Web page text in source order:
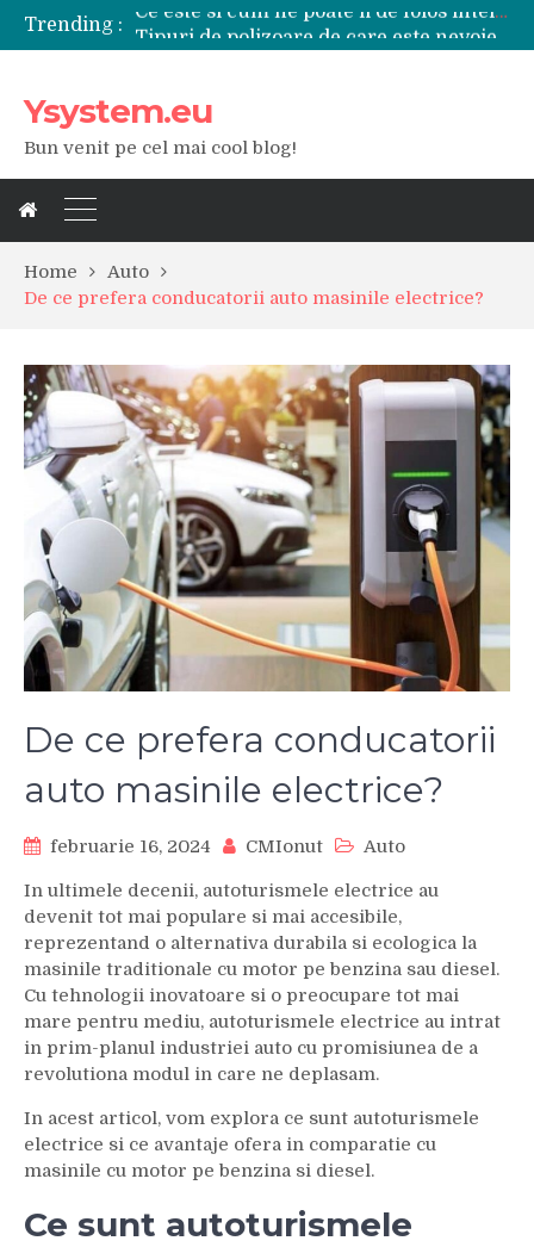
Trending :
Tipuri de polizoare de care este nevoie intr-un atelier
Utilizarea diferitelor jucarii sexuale in viata de cuplu
Modul in care a evoluat tehnologia in ultimul secol
Ysystem.eu
Bun venit pe cel mai cool blog!
Home
Auto
De ce prefera conducatorii auto masinile electrice?
De ce prefera conducatorii
auto masinile electrice?
februarie 16, 2024 CMIonut Auto
In ultimele decenii, autoturismele electrice au
devenit tot mai populare si mai accesibile,
reprezentand o alternativa durabila si ecologica la
masinile traditionale cu motor pe benzina sau diesel.
Cu tehnologii inovatoare si o preocupare tot mai
mare pentru mediu, autoturismele electrice au intrat
in prim-planul industriei auto cu promisiunea de a
revolutiona modul in care ne deplasam.
In acest articol, vom explora ce sunt autoturismele
electrice si ce avantaje ofera in comparatie cu
masinile cu motor pe benzina si diesel.
Ce sunt autoturismele